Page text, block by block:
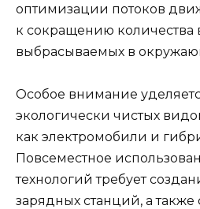
оптимизации потоков
к сокращению количества
выбрасываемых в
Особое внимание
экологически чистых
как электромобили и
Повсеместное
технологий требует
зарядных станций, а